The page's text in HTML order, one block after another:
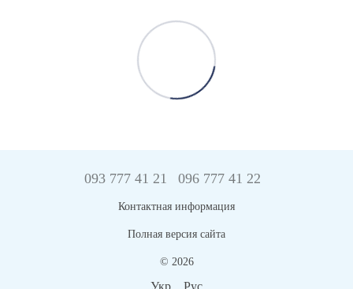
093 777 41 21 096 777 41 22
Контактная информация
Полная версия сайта
© 2026